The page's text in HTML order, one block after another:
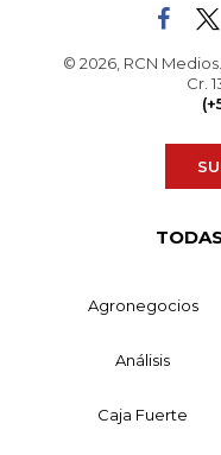
© 2026, RCN
Cr.
Agronegocios
Análisis
Caja Fuerte